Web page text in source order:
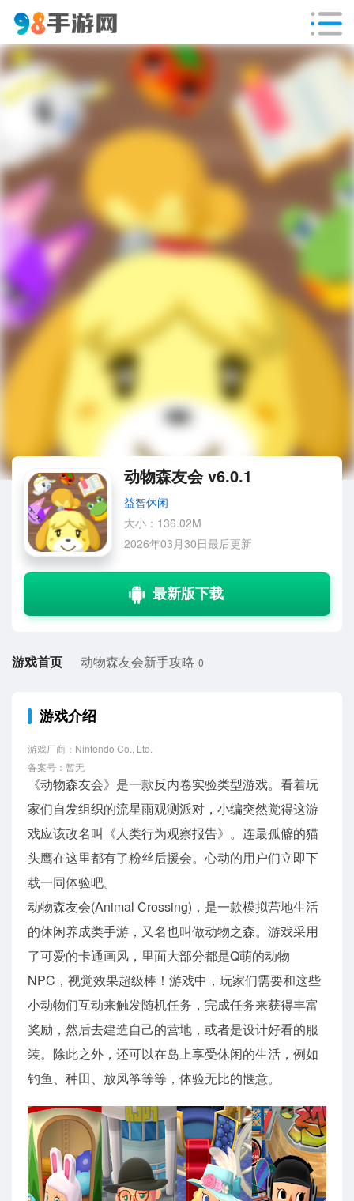
动物森友会 v6.0.1
益智休闲
大小：136.02M
2026年03月30日最后更新
游戏首页 动物森友会新手攻略 0
游戏介绍
游戏厂商：Nintendo Co., Ltd.
备案号：暂无
《动物森友会》是一款反内卷实验类型游戏。看着玩
家们自发组织的流星雨观测派对，小编突然觉得这游
戏应该改名叫《人类行为观察报告》。连最孤僻的猫
头鹰在这里都有了粉丝后援会。心动的用户们立即下
载一同体验吧。
动物森友会(Animal Crossing)，是一款模拟营地生活
的休闲养成类手游，又名也叫做动物之森。游戏采用
了可爱的卡通画风，里面大部分都是Q萌的动物
NPC，视觉效果超级棒！游戏中，玩家们需要和这些
小动物们互动来触发随机任务，完成任务来获得丰富
奖励，然后去建造自己的营地，或者是设计好看的服
装。除此之外，还可以在岛上享受休闲的生活，例如
钓鱼、种田、放风筝等等，体验无比的惬意。